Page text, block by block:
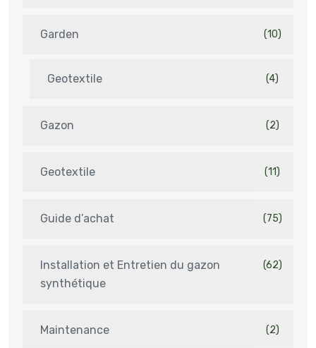
Garden (10)
Geotextile (4)
Gazon (2)
Geotextile (11)
Guide d’achat (75)
Installation et Entretien du gazon
synthétique
(62)
Maintenance (2)